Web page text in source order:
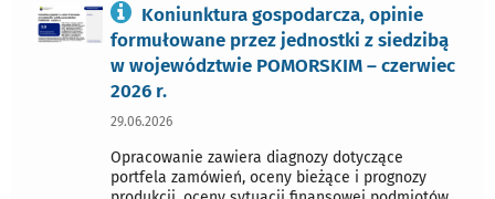
Koniunktura gospodarcza, opinie
formułowane przez jednostki z siedzibą
w województwie POMORSKIM – czerwiec
2026 r.
29.06.2026
Opracowanie zawiera diagnozy dotyczące
portfela zamówień, oceny bieżące i prognozy